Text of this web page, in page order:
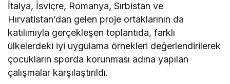
İtalya, İsviçre, Romanya, Sırbistan ve
Hırvatistan’dan gelen proje ortaklarının da
katılımıyla gerçekleşen toplantıda, farklı
ülkelerdeki iyi uygulama örnekleri değerlendirilerek
çocukların sporda korunması adına yapılan
çalışmalar karşılaştırıldı.